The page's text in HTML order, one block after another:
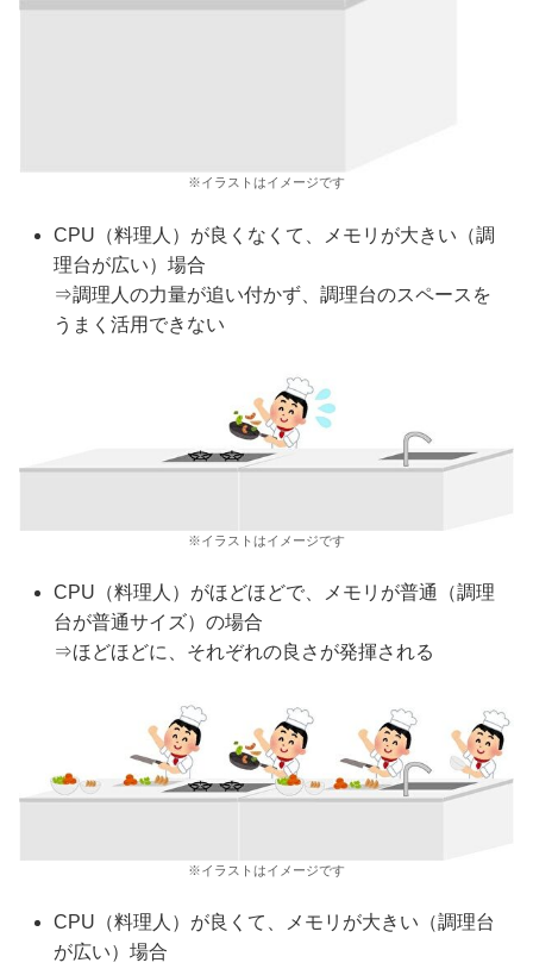
※イラストはイメージです
CPU（料理人）が良くなくて、メモリが大きい（調
理台が広い）場合
⇒調理人の力量が追い付かず、調理台のスペースを
うまく活用できない
※イラストはイメージです
CPU（料理人）がほどほどで、メモリが普通（調理
台が普通サイズ）の場合
⇒ほどほどに、それぞれの良さが発揮される
※イラストはイメージです
CPU（料理人）が良くて、メモリが大きい（調理台
が広い）場合